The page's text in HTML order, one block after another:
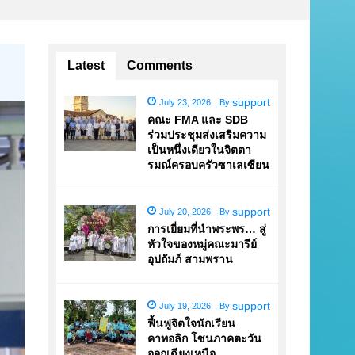
Latest Comments
July 23, 2026 By support
คณะ FMA และ SDB
ร่วมประชุมส่งเสริมความ
เป็นหนึ่งเดียวในจิตตา
รมณ์ครอบครัวซาเลเซียน
July 20, 2026 By support
การเยี่ยมที่นำพระพร… สู่
หัวใจของหมู่คณะมารีย์
อุปถัมภ์ สามพราน
July 19, 2026 By support
ฟื้นฟูจิตใจนักเรียน
คาทอลิก โซนภาคตะวัน